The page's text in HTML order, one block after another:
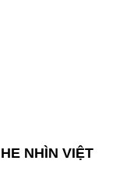
NHÌN VIỆT